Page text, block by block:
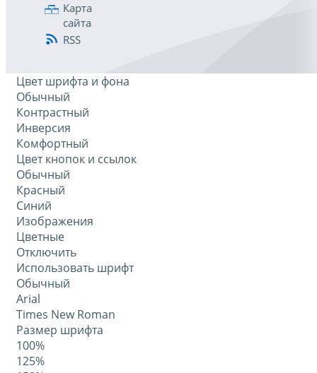
Карта
сайта
RSS
Цвет шрифта и фона
Обычный
Контрастный
Инверсия
Комфортный
Цвет кнопок и ссылок
Обычный
Красный
Синий
Изображения
Цветные
Отключить
Использовать шрифт
Обычный
Arial
Times New Roman
Размер шрифта
100%
125%